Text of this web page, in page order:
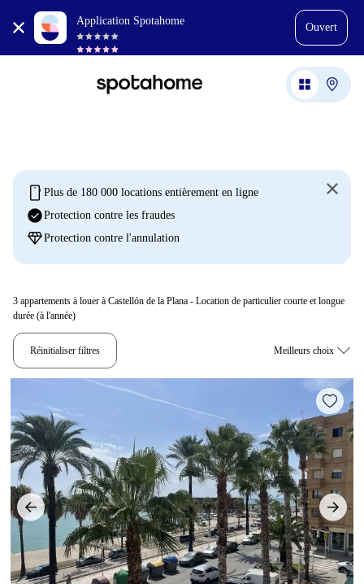
Application Spotahome
Ouvert
mobile Plus de 180 000 locations entièrement en ligne
check_circleProtection contre les fraudes
diamondProtection contre l'annulation
3 appartements à louer à Castellón de la Plana - Location de particulier courte et longue
durée (à l'année)
Réinitialiser filtres